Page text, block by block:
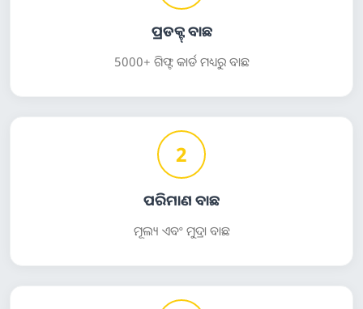
ପ୍ରଡକ୍ଟ୍ ବାଛ
5000+ ଗିଫ୍ଟ କାର୍ଡ ମଧ୍ୟରୁ ବାଛ
2
ପରିମାଣ ବାଛ
ମୂଲ୍ୟ ଏବଂ ମୁଦ୍ରା ବାଛ